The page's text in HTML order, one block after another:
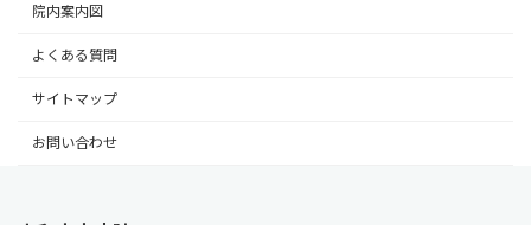
院内案内図
よくある質問
サイトマップ
お問い合わせ